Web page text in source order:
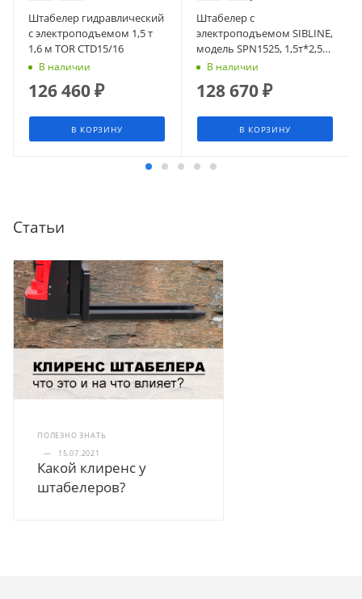
Штабелер гидравлический
с электроподъемом 1,5 т
1,6 м TOR CTD15/16
В наличии
126 460₽
В КОРЗИНУ
Штабелер с
электроподъемом SIBLINE,
модель SPN1525, 1,5т*2,5м,
гелевая АКБ
В наличии
128 670₽
В КОРЗИНУ
Статьи
ПОЛЕЗНО ЗНАТЬ
—
15.07.2021
Какой клиренс у
штабелеров?